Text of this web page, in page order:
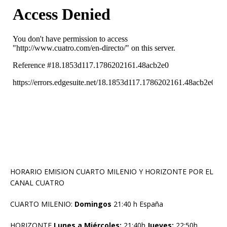
HORARIO EMISION CUARTO MILENIO Y HORIZONTE POR EL
CANAL CUATRO
CUARTO MILENIO: Domingos 21:40 h España